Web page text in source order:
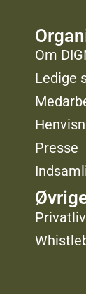
Om
Ledige
Presse